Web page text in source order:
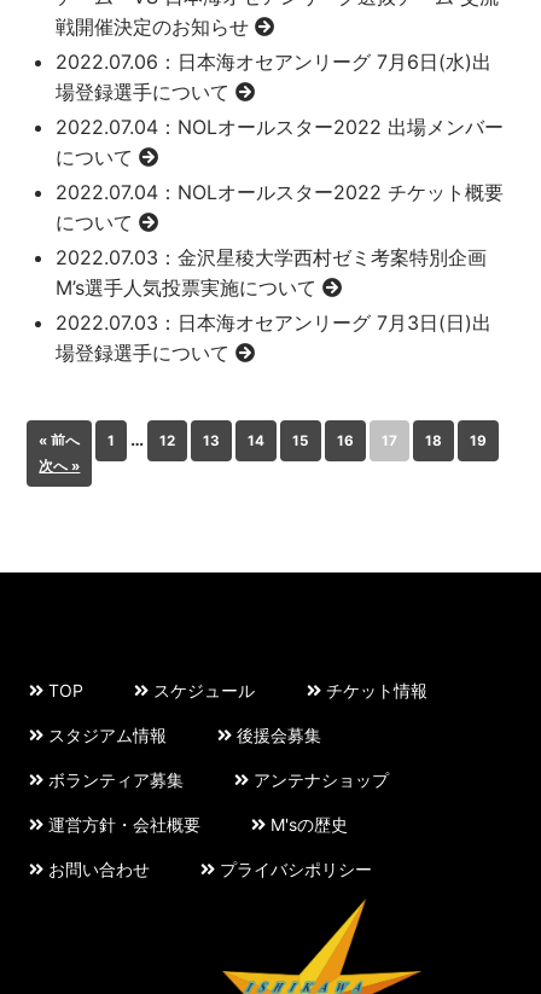
戦開催決定のお知らせ
2022.07.06 ：日本海オセアンリーグ 7月6日(水)出
場登録選手について
2022.07.04 ：NOLオールスター2022 出場メンバー
について
2022.07.04 ：NOLオールスター2022 チケット概要
について
2022.07.03 ：金沢星稜大学西村ゼミ考案特別企画
M’s選手人気投票実施について
2022.07.03 ：日本海オセアンリーグ 7月3日(日)出
場登録選手について
« 前へ 1 … 12 13 14 15 16 17 18
19
次へ »
TOP スケジュール チケット情報
スタジアム情報 後援会募集
ボランティア募集 アンテナショップ
運営方針・会社概要 M'sの歴史
お問い合わせ プライバシポリシー